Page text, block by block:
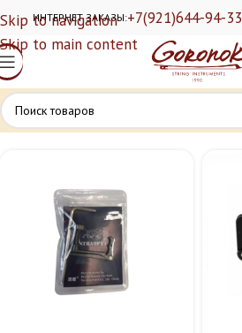
Skip to navigation
Skip to main content
ИНТЕРНЕТ ЗАКАЗЫ:+7(921)644-94-33